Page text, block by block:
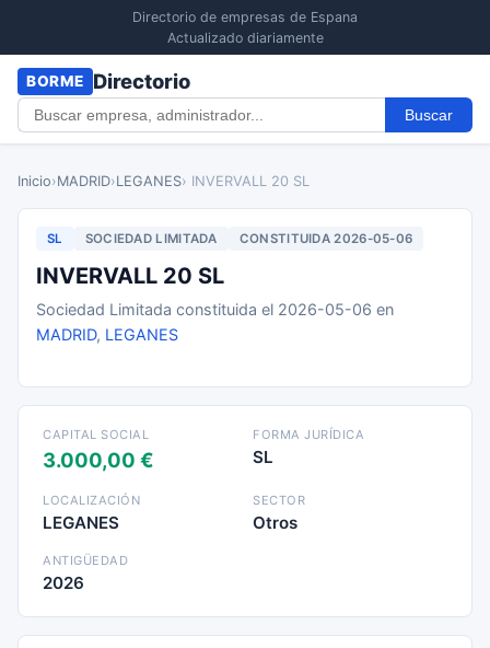
Directorio de empresas de Espana
Actualizado diariamente
BORME Directorio
Buscar
Inicio›MADRID›LEGANES› INVERVALL 20 SL
SL SOCIEDAD LIMITADA CONSTITUIDA 2026-05-06
INVERVALL 20 SL
Sociedad Limitada constituida el 2026-05-06 en
MADRID, LEGANES
CAPITAL SOCIAL
3.000,00 €
FORMA JURÍDICA
SL
LOCALIZACIÓN
LEGANES
SECTOR
Otros
ANTIGÜEDAD
2026